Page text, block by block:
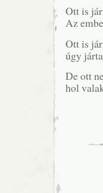
Ott is
Az
Ott is
úgy
De ott
hol